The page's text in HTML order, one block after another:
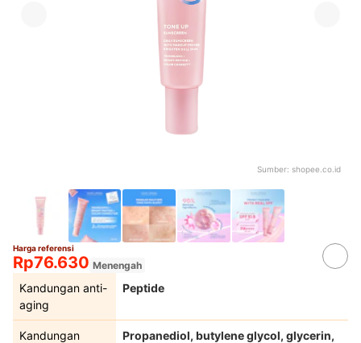
Sumber: shopee.co.id
Harga referensi
Rp76.630 Menengah
Kandungan anti-
aging
Peptide
Kandungan
Propanediol, butylene glycol, glycerin,